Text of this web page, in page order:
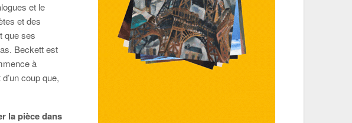
et le
et des
que ses
Beckett est
à
coup que,
la pièce dans